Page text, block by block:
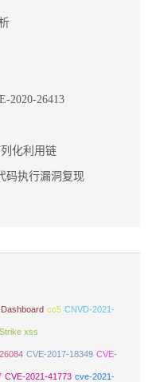
2020-26413
化利用链
码执行漏洞复现
cc5 CNVD-2021-
xss
CVE-2017-18349 CVE-
CVE-2021-41773 cve-2021-